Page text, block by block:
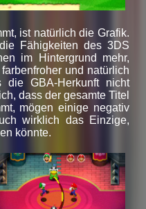
ist natürlich die Grafik.
Fähigkeiten des 3DS
im Hintergrund mehr,
und natürlich
die GBA-Herkunft nicht
dass der gesamte Titel
mögen einige negativ
wirklich das Einzige,
könnte.